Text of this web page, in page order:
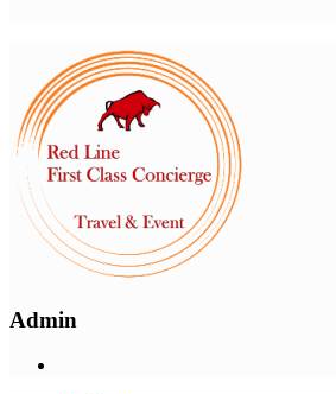
Admin